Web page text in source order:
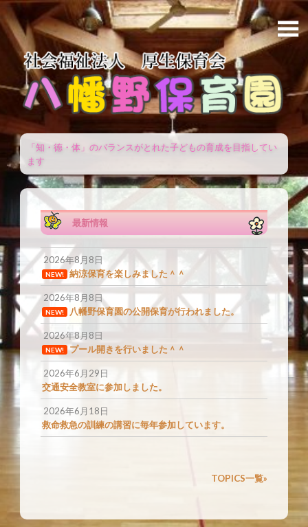
「知・徳・体」のバランスがとれた子どもの育成を目指してい
ます
最新情報
2026年8月8日
NEW! 納涼保育を楽しみました＾＾
2026年8月8日
NEW! 八幡野保育園の公開保育が行われました。
2026年8月8日
NEW! プール開きを行いました＾＾
2026年6月29日
交通安全教室に参加しました。
2026年6月18日
救命救急の訓練の講習に毎年参加しています。
TOPICS一覧»